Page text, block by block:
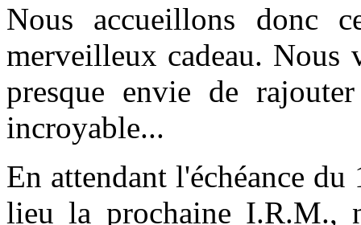
Nous accueillons donc
merveilleux cadeau. Nous
presque envie de
incroyable...
En attendant l'échéance
lieu la prochaine I.R.M.,